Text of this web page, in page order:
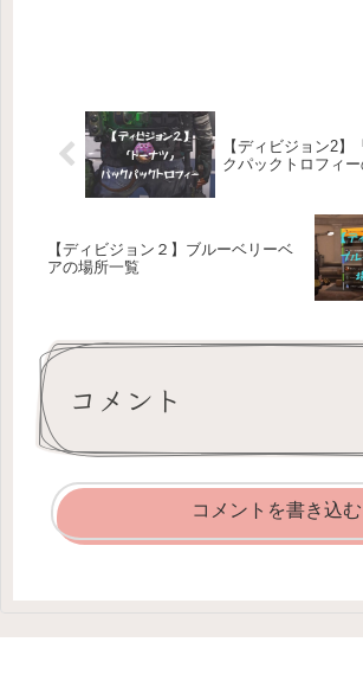
【ディビジョン2】
クパックトロフィ
【ディビジョン２】ブルーベリーベ
アの場所一覧
コメント
コメントを書き込む